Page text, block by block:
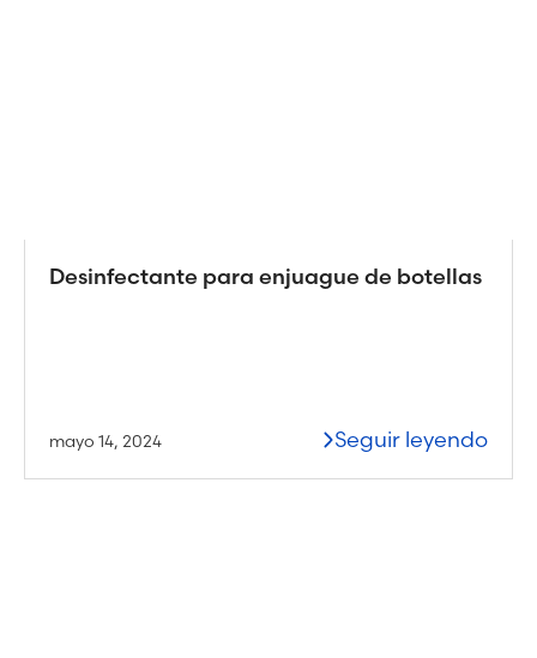
Desinfectante para enjuague de botellas
mayo 14, 2024 Seguir leyendo